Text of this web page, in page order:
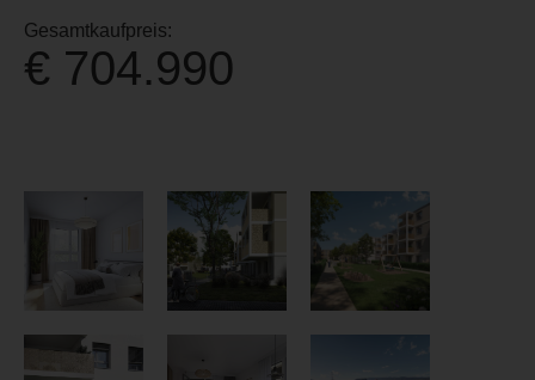
Gesamtkaufpreis:
€ 704.990